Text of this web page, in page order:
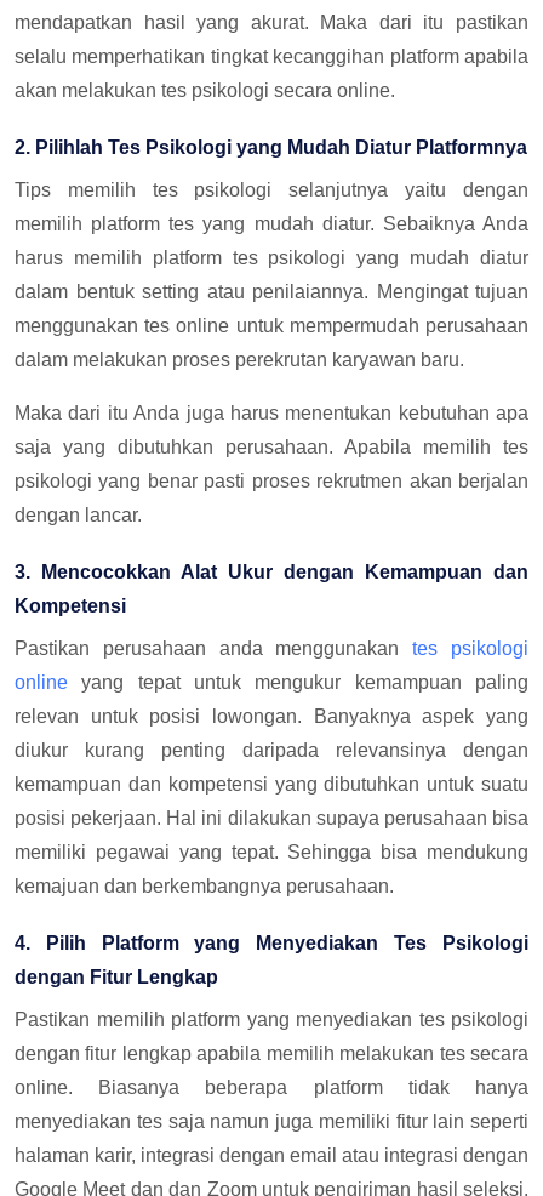
mendapatkan hasil yang akurat. Maka dari itu pastikan
selalu memperhatikan tingkat kecanggihan platform apabila
akan melakukan tes psikologi secara online.
2. Pilihlah Tes Psikologi yang Mudah Diatur Platformnya
Tips memilih tes psikologi selanjutnya yaitu dengan
memilih platform tes yang mudah diatur. Sebaiknya Anda
harus memilih platform tes psikologi yang mudah diatur
dalam bentuk setting atau penilaiannya. Mengingat tujuan
menggunakan tes online untuk mempermudah perusahaan
dalam melakukan proses perekrutan karyawan baru.
Maka dari itu Anda juga harus menentukan kebutuhan apa
saja yang dibutuhkan perusahaan. Apabila memilih tes
psikologi yang benar pasti proses rekrutmen akan berjalan
dengan lancar.
3. Mencocokkan Alat Ukur dengan Kemampuan dan
Kompetensi
Pastikan perusahaan anda menggunakantes psikologi
online yang tepat untuk mengukur kemampuan paling
relevan untuk posisi lowongan. Banyaknya aspek yang
diukur kurang penting daripada relevansinya dengan
kemampuan dan kompetensi yang dibutuhkan untuk suatu
posisi pekerjaan. Hal ini dilakukan supaya perusahaan bisa
memiliki pegawai yang tepat. Sehingga bisa mendukung
kemajuan dan berkembangnya perusahaan.
4. Pilih Platform yang Menyediakan Tes Psikologi
dengan Fitur Lengkap
Pastikan memilih platform yang menyediakan tes psikologi
dengan fitur lengkap apabila memilih melakukan tes secara
online. Biasanya beberapa platform tidak hanya
menyediakan tes saja namun juga memiliki fitur lain seperti
halaman karir, integrasi dengan email atau integrasi dengan
Google Meet dan dan Zoom untuk pengiriman hasil seleksi.